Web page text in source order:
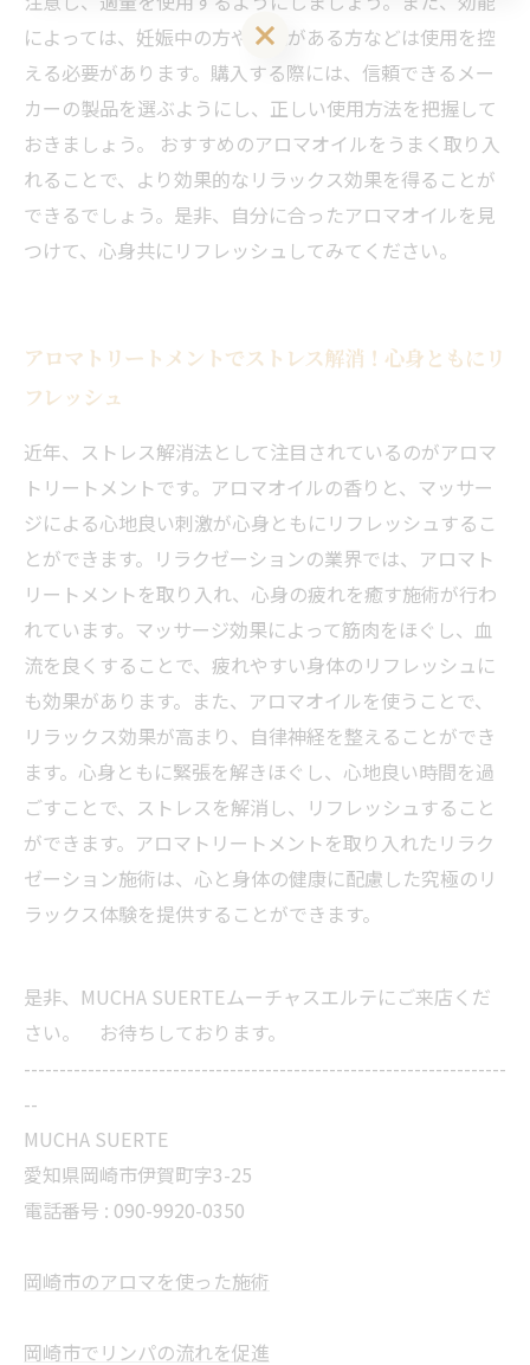
によっては、妊娠中の方や持病がある方などは使用を控
える必要があります。購入する際には、信頼できるメー
カーの製品を選ぶようにし、正しい使用方法を把握して
おきましょう。 おすすめのアロマオイルをうまく取り入
れることで、より効果的なリラックス効果を得ることが
できるでしょう。是非、自分に合ったアロマオイルを見
つけて、心身共にリフレッシュしてみてください。
アロマトリートメントでストレス解消！心身ともにリ
フレッシュ
近年、ストレス解消法として注目されているのがアロマ
トリートメントです。アロマオイルの香りと、マッサー
ジによる心地良い刺激が心身ともにリフレッシュするこ
とができます。リラクゼーションの業界では、アロマト
リートメントを取り入れ、心身の疲れを癒す施術が行わ
れています。マッサージ効果によって筋肉をほぐし、血
流を良くすることで、疲れやすい身体のリフレッシュに
も効果があります。また、アロマオイルを使うことで、
リラックス効果が高まり、自律神経を整えることができ
ます。心身ともに緊張を解きほぐし、心地良い時間を過
ごすことで、ストレスを解消し、リフレッシュすること
ができます。アロマトリートメントを取り入れたリラク
ゼーション施術は、心と身体の健康に配慮した究極のリ
ラックス体験を提供することができます。
是非、MUCHA SUERTEムーチャスエルテにご来店くだ
さい。 お待ちしております。
--------------------------------------------------------------------
--
MUCHA SUERTE
愛知県岡崎市伊賀町字3-25
電話番号 : 090-9920-0350
岡崎市のアロマを使った施術
岡崎市でリンパの流れを促進
LINEお友達登はこちら 初回 500円OFFさせて頂きます！